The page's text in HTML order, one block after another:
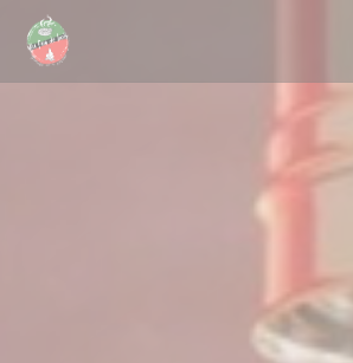
Panel pro správu cookies